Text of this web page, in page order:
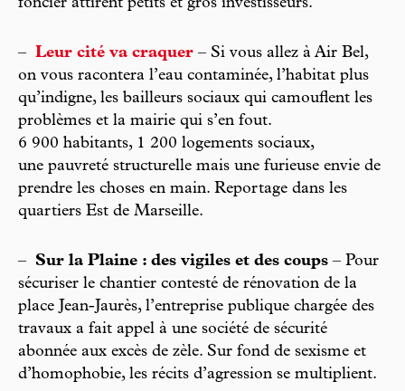
foncier attirent petits et gros investisseurs.
– Leur cité va craquer – Si vous allez à Air Bel,
on vous racontera l’eau contaminée, l’habitat plus
qu’indigne, les bailleurs sociaux qui camouflent les
problèmes et la mairie qui s’en fout.
6 900 habitants, 1 200 logements sociaux,
une pauvreté structurelle mais une furieuse envie de
prendre les choses en main. Reportage dans les
quartiers Est de Marseille.
– Sur la Plaine : des vigiles et des coups – Pour
sécuriser le chantier contesté de rénovation de la
place Jean-Jaurès, l’entreprise publique chargée des
travaux a fait appel à une société de sécurité
abonnée aux excès de zèle. Sur fond de sexisme et
d’homophobie, les récits d’agression se multiplient.